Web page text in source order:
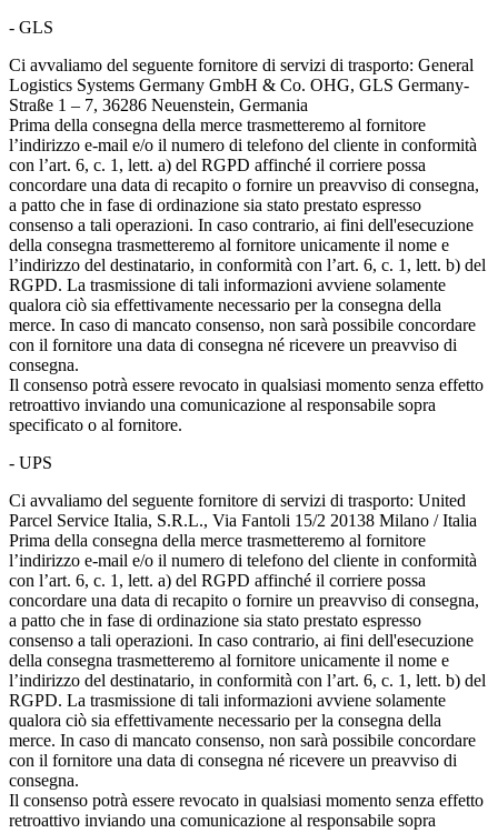
- GLS
Ci avvaliamo del seguente fornitore di servizi di trasporto: General
Logistics Systems Germany GmbH & Co. OHG, GLS Germany-
Straße 1 – 7, 36286 Neuenstein, Germania
Prima della consegna della merce trasmetteremo al fornitore
l’indirizzo e-mail e/o il numero di telefono del cliente in conformità
con l’art. 6, c. 1, lett. a) del RGPD affinché il corriere possa
concordare una data di recapito o fornire un preavviso di consegna,
a patto che in fase di ordinazione sia stato prestato espresso
consenso a tali operazioni. In caso contrario, ai fini dell'esecuzione
della consegna trasmetteremo al fornitore unicamente il nome e
l’indirizzo del destinatario, in conformità con l’art. 6, c. 1, lett. b) del
RGPD. La trasmissione di tali informazioni avviene solamente
qualora ciò sia effettivamente necessario per la consegna della
merce. In caso di mancato consenso, non sarà possibile concordare
con il fornitore una data di consegna né ricevere un preavviso di
consegna.
Il consenso potrà essere revocato in qualsiasi momento senza effetto
retroattivo inviando una comunicazione al responsabile sopra
specificato o al fornitore.
- UPS
Ci avvaliamo del seguente fornitore di servizi di trasporto: United
Parcel Service Italia, S.R.L., Via Fantoli 15/2 20138 Milano / Italia
Prima della consegna della merce trasmetteremo al fornitore
l’indirizzo e-mail e/o il numero di telefono del cliente in conformità
con l’art. 6, c. 1, lett. a) del RGPD affinché il corriere possa
concordare una data di recapito o fornire un preavviso di consegna,
a patto che in fase di ordinazione sia stato prestato espresso
consenso a tali operazioni. In caso contrario, ai fini dell'esecuzione
della consegna trasmetteremo al fornitore unicamente il nome e
l’indirizzo del destinatario, in conformità con l’art. 6, c. 1, lett. b) del
RGPD. La trasmissione di tali informazioni avviene solamente
qualora ciò sia effettivamente necessario per la consegna della
merce. In caso di mancato consenso, non sarà possibile concordare
con il fornitore una data di consegna né ricevere un preavviso di
consegna.
Il consenso potrà essere revocato in qualsiasi momento senza effetto
retroattivo inviando una comunicazione al responsabile sopra